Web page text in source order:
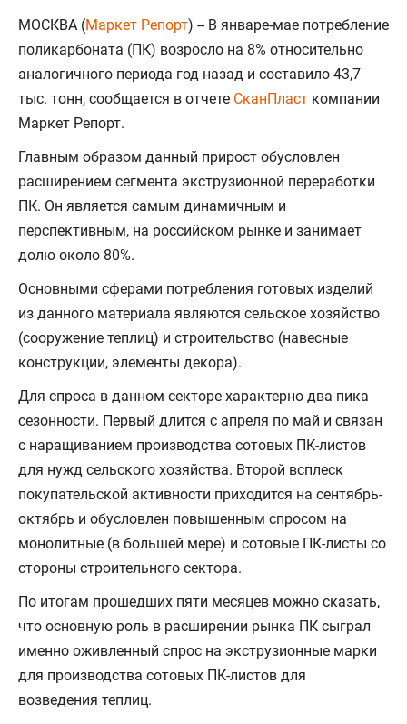
МОСКВА (Маркет Репорт) -- В январе-мае потребление
поликарбоната (ПК) возросло на 8% относительно
аналогичного периода год назад и составило 43,7
тыс. тонн, сообщается в отчете СканПласт компании
Маркет Репорт.
Главным образом данный прирост обусловлен
расширением сегмента экструзионной переработки
ПК. Он является самым динамичным и
перспективным, на российском рынке и занимает
долю около 80%.
Основными сферами потребления готовых изделий
из данного материала являются сельское хозяйство
(сооружение теплиц) и строительство (навесные
конструкции, элементы декора).
Для спроса в данном секторе характерно два пика
сезонности. Первый длится с апреля по май и связан
с наращиванием производства сотовых ПК-листов
для нужд сельского хозяйства. Второй всплеск
покупательской активности приходится на сентябрь-
октябрь и обусловлен повышенным спросом на
монолитные (в большей мере) и сотовые ПК-листы со
стороны строительного сектора.
По итогам прошедших пяти месяцев можно сказать,
что основную роль в расширении рынка ПК сыграл
именно оживленный спрос на экструзионные марки
для производства сотовых ПК-листов для
возведения теплиц.